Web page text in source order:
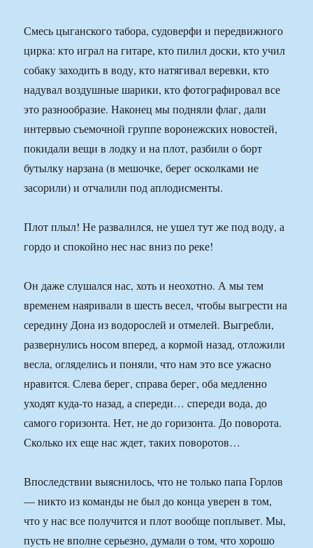
Смесь цыганского табора, судоверфи и передвижного
цирка: кто играл на гитаре, кто пилил доски, кто учил
собаку заходить в воду, кто натягивал веревки, кто
надувал воздушные шарики, кто фотографировал все
это разнообразие. Наконец мы подняли флаг, дали
интервью съемочной группе воронежских новостей,
покидали вещи в лодку и на плот, разбили о борт
бутылку нарзана (в мешочке, берег осколками не
засорили) и отчалили под аплодисменты.
Плот плыл! Не развалился, не ушел тут же под воду, а
гордо и спокойно нес нас вниз по реке!
Он даже слушался нас, хоть и неохотно. А мы тем
временем наяривали в шесть весел, чтобы выгрести на
середину Дона из водорослей и отмелей. Выгребли,
развернулись носом вперед, а кормой назад, отложили
весла, огляделись и поняли, что нам это все ужасно
нравится. Слева берег, справа берег, оба медленно
уходят куда-то назад, а cпереди… cпереди вода, до
самого горизонта. Нет, не до горизонта. До поворота.
Сколько их еще нас ждет, таких поворотов…
Впоследствии выяснилось, что не только папа Горлов
— никто из команды не был до конца уверен в том,
что у нас все получится и плот вообще поплывет. Мы,
пусть не вполне серьезно, думали о том, что хорошо